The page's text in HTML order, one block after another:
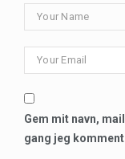
Gem mit navn,
gang jeg